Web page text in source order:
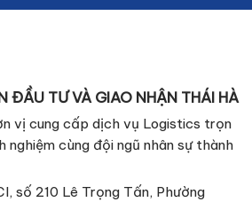
ĐẦU TƯ VÀ GIAO NHẬN THÁI HÀ
vị cung cấp dịch vụ Logistics trọn
nghiệm cùng đội ngũ nhân sự thành
số 210 Lê Trọng Tấn, Phường